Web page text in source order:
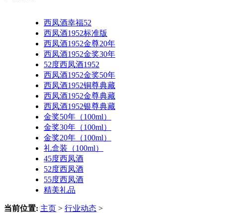
西凤酒幸福52
西凤酒1952标准版
西凤酒1952金尊20年
西凤酒1952金奖30年
52度西凤酒1952
西凤酒1952金奖50年
西凤酒1952铜尊典藏
西凤酒1952金尊典藏
西凤酒1952银尊典藏
金奖50年（100ml）
金奖30年（100ml）
金奖20年（100ml）
礼盒装（100ml）
45度西凤酒
52度西凤酒
55度西凤酒
精美礼品
当前位置: 主页 > 行业动态 >